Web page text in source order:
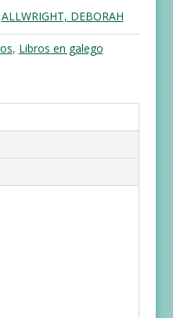
ALLWRIGHT, DEBORAH
, Libros en galego